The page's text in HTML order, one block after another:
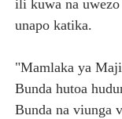
ili kuwa na
unapo katika.
"Mamlaka ya
Bunda hutoa
Bunda na viunga